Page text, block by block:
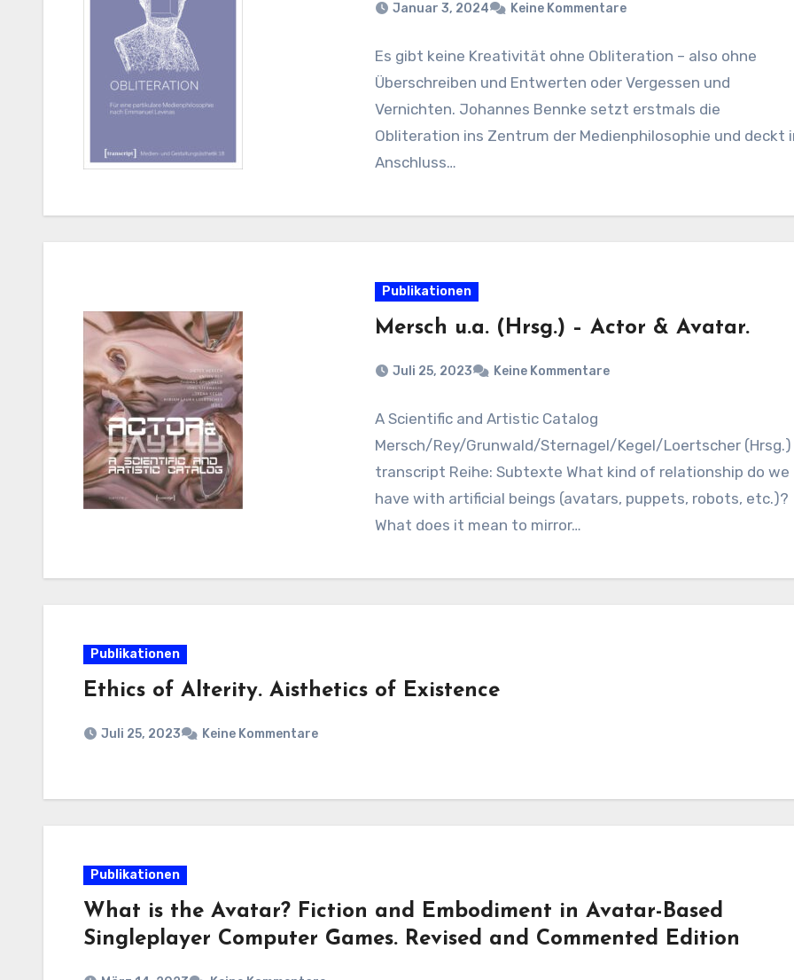
Januar 3, 2024 Keine Kommentare
Es gibt keine Kreativität ohne Obliteration – also ohne
Überschreiben und Entwerten oder Vergessen und
Vernichten. Johannes Bennke setzt erstmals die
Obliteration ins Zentrum der Medienphilosophie und deckt
Anschluss…
Publikationen
Mersch u.a. (Hrsg.) – Actor & Avatar.
Juli 25, 2023 Keine Kommentare
A Scientific and Artistic Catalog
Mersch/Rey/Grunwald/Sternagel/Kegel/Loertscher (Hrsg.)
transcript Reihe: Subtexte What kind of relationship do we
have with artificial beings (avatars, puppets, robots, etc.)?
What does it mean to mirror…
Publikationen
Ethics of Alterity. Aisthetics of Existence
Juli 25, 2023 Keine Kommentare
Publikationen
What is the Avatar? Fiction and Embodiment in Avatar-Based
Singleplayer Computer Games. Revised and Commented Edition